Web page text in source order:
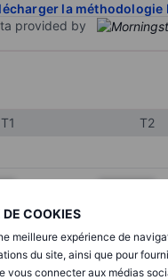
DE COOKIES
meilleure expérience de
du site, ainsi que pour
connecter aux médias
la méthodologie
provided by
T1 T2
XXXXXXX
XXXXXXX